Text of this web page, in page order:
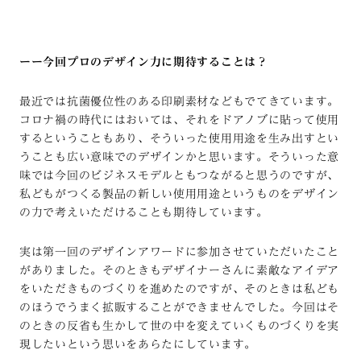
ーー今回プロのデザイン力に期待することは？
最近では抗菌優位性のある印刷素材などもでてきています。
コロナ禍の時代にはおいては、それをドアノブに貼って使用
するということもあり、そういった使用用途を生み出すとい
うことも広い意味でのデザインかと思います。そういった意
味では今回のビジネスモデルともつながると思うのですが、
私どもがつくる製品の新しい使用用途というものをデザイン
の力で考えいただけることも期待しています。
実は第一回のデザインアワードに参加させていただいたこと
がありました。そのときもデザイナーさんに素敵なアイデア
をいただきものづくりを進めたのですが、そのときは私ども
のほうでうまく拡販することができませんでした。今回はそ
のときの反省も生かして世の中を変えていくものづくりを実
現したいという思いをあらたにしています。